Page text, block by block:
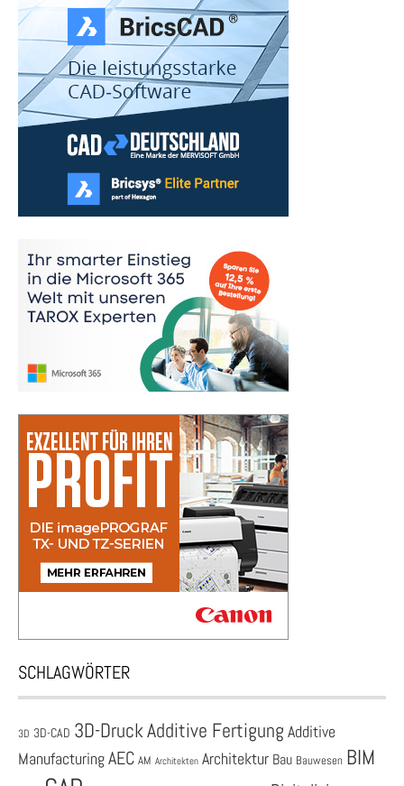
SCHLAGWÖRTER
3D 3D-CAD 3D-DruckAdditive Fertigung Additive
ManufacturingAEC AM Architekten Architektur Bau Bauwesen BIM